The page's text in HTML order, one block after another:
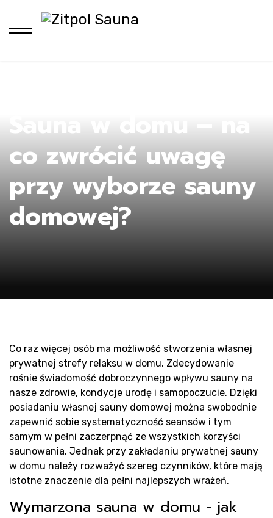
Sauna w domu – na
co zwrócić uwagę
przy wyborze sauny
domowej?
Co raz więcej osób ma możliwość stworzenia własnej
prywatnej strefy relaksu w domu. Zdecydowanie
rośnie świadomość dobroczynnego wpływu sauny na
nasze zdrowie, kondycje urodę i samopoczucie. Dzięki
posiadaniu własnej sauny domowej można swobodnie
zapewnić sobie systematyczność seansów i tym
samym w pełni zaczerpnąć ze wszystkich korzyści
saunowania. Jednak przy zakładaniu prywatnej sauny
w domu należy rozważyć szereg czynników, które mają
istotne znaczenie dla pełni najlepszych wrażeń.
Wymarzona sauna w domu - jak